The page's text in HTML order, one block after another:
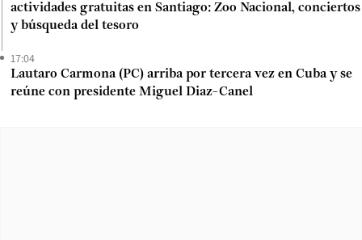
actividades gratuitas en Santiago: Zoo Nacional, conciertos
y búsqueda del tesoro
17:04
Lautaro Carmona (PC) arriba por tercera vez en Cuba y se
reúne con presidente Miguel Diaz-Canel